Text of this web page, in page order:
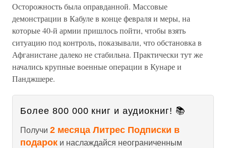
Осторожность была оправданной. Массовые
демонстрации в Кабуле в конце февраля и меры, на
которые 40-й армии пришлось пойти, чтобы взять
ситуацию под контроль, показывали, что обстановка в
Афганистане далеко не стабильна. Практически тут же
начались крупные военные операции в Кунаре и
Панджшере.
Более 800 000 книг и аудиокниг! 📚
Получи 2 месяца Литрес Подписки в
подарок и наслаждайся неограниченным